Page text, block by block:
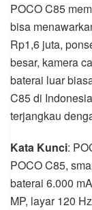
POCO C85
bisa
Rp1,6 juta,
besar, kamera
baterai luar
C85 di
terjangkau
Kata Kunci:
POCO C85,
baterai 6.000
MP, layar 120